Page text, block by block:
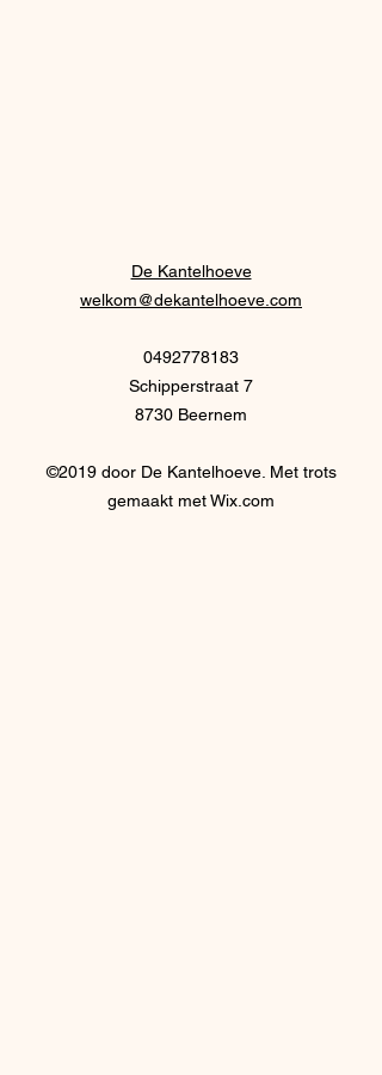
De Kantelhoeve
welkom@dekantelhoeve.com
0492778183
Schipperstraat 7
8730 Beernem
©2019 door De Kantelhoeve. Met trots
gemaakt met Wix.com